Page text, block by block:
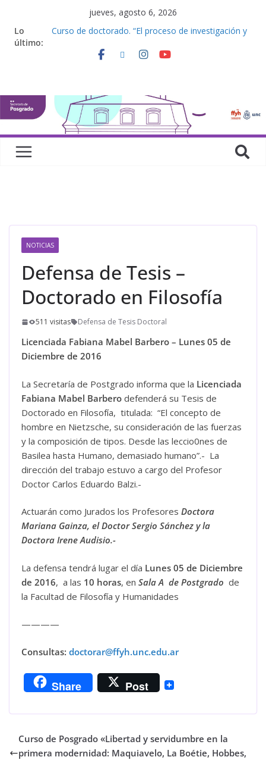
jueves, agosto 6, 2026
Lo
último:
Curso de doctorado. “El proceso de investigación y
Curso de posgrado. Inglés. “Nivel 1”
Curso de doctorado. “Lógicas no clásicas desde
una perspectiva algebraica”
NOTICIAS
Defensa de Tesis –
Doctorado en Filosofía
511 visitas Defensa de Tesis Doctoral
Licenciada Fabiana Mabel Barbero – Lunes 05 de
Diciembre de 2016
La Secretaría de Postgrado informa que la Licenciada
Fabiana Mabel Barbero defenderá su Tesis de
Doctorado en Filosofía, titulada: “El concepto de
hombre en Nietzsche, su consideración de las fuerzas
y la composición de tipos. Desde las leccio0nes de
Basilea hasta Humano, demasiado humano”.- La
dirección del trabajo estuvo a cargo del Profesor
Doctor Carlos Eduardo Balzi.-
Actuarán como Jurados los Profesores Doctora
Mariana Gainza, el Doctor Sergio Sánchez y la
Doctora Irene Audisio.-
La defensa tendrá lugar el día Lunes 05 de Diciembre
de 2016, a las 10 horas, en Sala A de Postgrado de
la Facultad de Filosofía y Humanidades
————
Consultas: doctorar@ffyh.unc.edu.ar
Share Post
Curso de Posgrado «Libertad y servidumbre en la
primera modernidad: Maquiavelo, La Boétie, Hobbes,